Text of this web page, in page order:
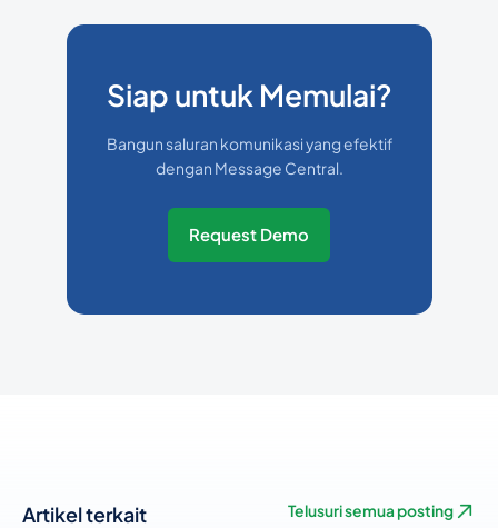
Siap untuk Memulai?
Bangun saluran komunikasi yang efektif
dengan Message Central.
Request Demo
Artikel terkait Telusuri semua posting